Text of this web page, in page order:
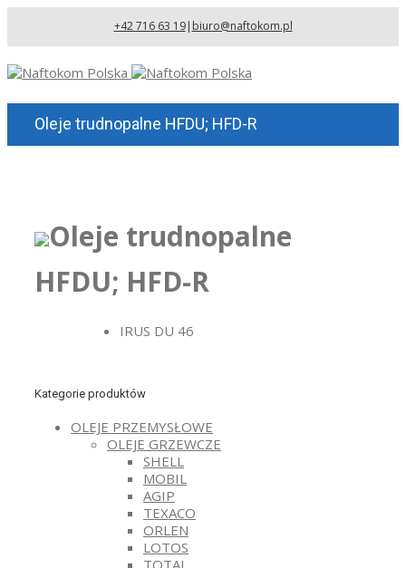
+42 716 63 19| biuro@naftokom.pl
Oleje trudnopalne HFDU; HFD-R
Oleje trudnopalne
HFDU; HFD-R
IRUS DU 46
Kategorie produktów
OLEJE PRZEMYSŁOWE
OLEJE GRZEWCZE
SHELL
MOBIL
AGIP
TEXACO
ORLEN
LOTOS